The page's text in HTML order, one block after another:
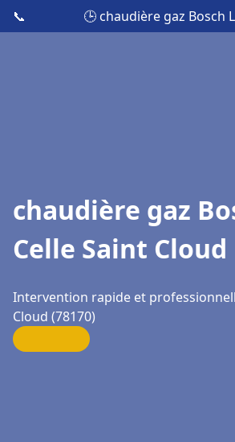
📞 🕒 chaudière gaz Bosch
chaudière gaz
Celle Saint Cloud
Intervention rapide et
Cloud (78170)